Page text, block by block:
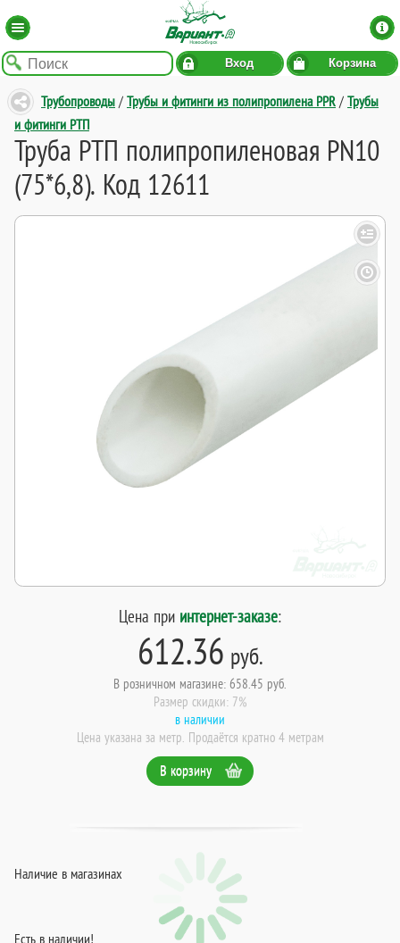
Вход Корзина
Трубопроводы / Трубы и фитинги из полипропилена PPR / Трубы
и фитинги РТП
Труба РТП полипропиленовая PN10
(75*6,8). Код 12611
Цена при интернет-заказе:
612.36 руб.
В розничном магазине: 658.45 руб.
Размер скидки: 7%
в наличии
Цена указана за метр. Продаётся кратно 4 метрам
В корзину
Наличие в магазинах
Есть в наличии!